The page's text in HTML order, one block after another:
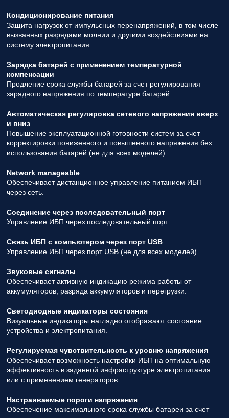
Кондиционирование питания
Защита нагрузок от импульсных перенапряжений, в том числе
вызванных разрядами молнии и другими воздействиями на
систему электропитания.
Зарядка батарей с применением температурной
компенсации
Продление срока службы батарей за счет регулирования
зарядного напряжения по температуре батарей.
Автоматическая регулировка сетевого напряжения вверх
и вниз
Повышение эксплуатационной готовности систем за счет
корректировки пониженного и повышенного напряжения без
использования батарей (не для всех моделей).
Network manageable
Обеспечивает дистанционное управление питанием ИБП
через сеть.
Соединение через последовательный порт
Управление ИБП через последовательный порт.
Связь ИБП с компьютером через порт USB
Управление ИБП через порт USB (не для всех моделей).
Звуковые сигналы
Обеспечивает активную индикацию режима работы от
аккумуляторов, разряда аккумуляторов и перегрузки.
Светодиодные индикаторы состояния
Визуальные индикаторы наглядно отображают состояние
устройства и электропитания.
Регулируемая чувствительность к уровню напряжения
Обеспечивает возможность настройки ИБП на оптимальную
эффективность в заданной инфраструктуре электропитания
или с применением генераторов.
Настраиваемые пороги напряжения
Обеспечение максимального срока службы батареи за счет